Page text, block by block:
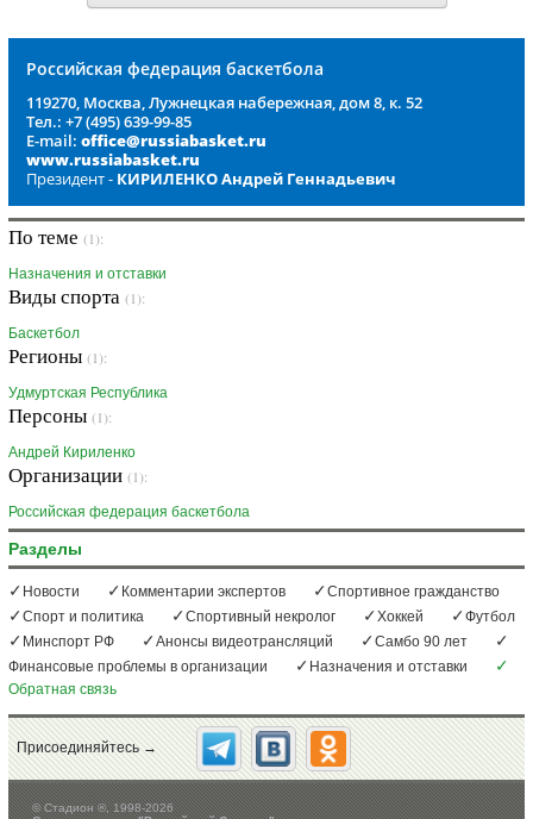
Российская федерация баскетбола
119270, Москва, Лужнецкая набережная, дом 8, к. 52
Тел.: +7 (495) 639-99-85
E-mail: office@russiabasket.ru
www.russiabasket.ru
Президент - КИРИЛЕНКО Андрей Геннадьевич
По теме (1):
Назначения и отставки
Виды спорта (1):
Баскетбол
Регионы (1):
Удмуртская Республика
Персоны (1):
Андрей Кириленко
Организации (1):
Российская федерация баскетбола
Разделы
Новости Комментарии экспертов
Спортивное гражданство
Спорт и политика
Спортивный некролог Хоккей
Футбол
Минспорт РФ
Анонсы видеотрансляций
Самбо 90 лет
Финансовые проблемы в организации
Назначения и отставки
Обратная связь
Присоединяйтесь →
©Стадион ®, 1998-2026